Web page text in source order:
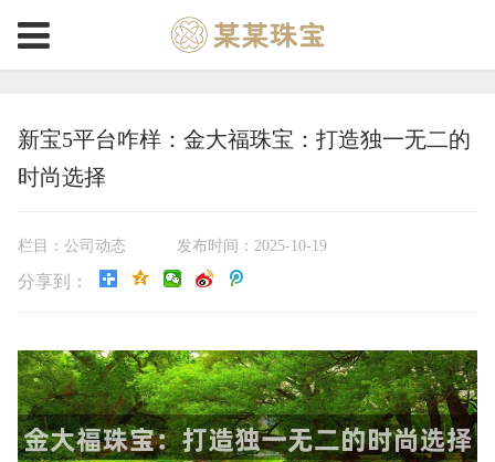
新宝5平台咋样：金大福珠宝：打造独一无二的
时尚选择
栏目：公司动态 发布时间：2025-10-19
分享到：